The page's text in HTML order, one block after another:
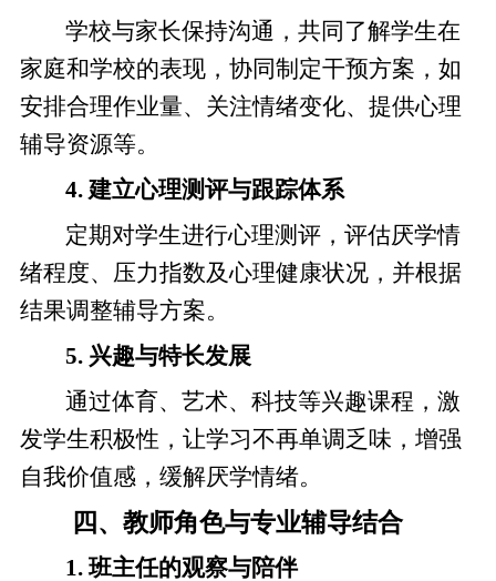
学校与家长保持沟通，共同了解学生在
家庭和学校的表现，协同制定干预方案，如
安排合理作业量、关注情绪变化、提供心理
辅导资源等。
4. 建立心理测评与跟踪体系
定期对学生进行心理测评，评估厌学情
绪程度、压力指数及心理健康状况，并根据
结果调整辅导方案。
5. 兴趣与特长发展
通过体育、艺术、科技等兴趣课程，激
发学生积极性，让学习不再单调乏味，增强
自我价值感，缓解厌学情绪。
四、教师角色与专业辅导结合
1. 班主任的观察与陪伴